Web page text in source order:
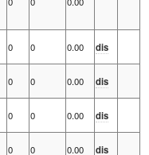
0 0 0.00
dis
0 0 0.00
dis
0 0 0.00
dis
0 0 0.00
dis